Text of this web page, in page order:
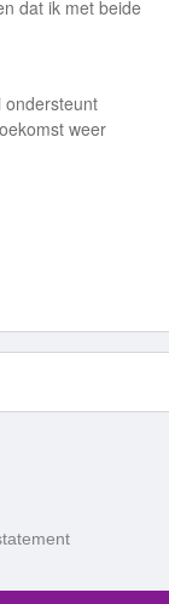
dat ik met beide
ondersteunt
weer